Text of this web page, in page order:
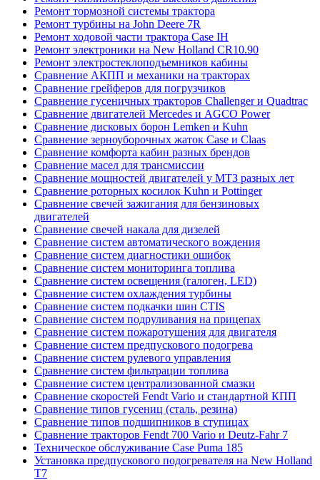
Ремонт тормозной системы трактора
Ремонт турбины на John Deere 7R
Ремонт ходовой части трактора Case IH
Ремонт электроники на New Holland CR10.90
Ремонт электростеклоподъемников кабины
Сравнение АКПП и механики на тракторах
Сравнение грейферов для погрузчиков
Сравнение гусеничных тракторов Challenger и Quadtrac
Сравнение двигателей Mercedes и AGCO Power
Сравнение дисковых борон Lemken и Kuhn
Сравнение зерноуборочных жаток Case и Claas
Сравнение комфорта кабин разных брендов
Сравнение масел для трансмиссии
Сравнение мощностей двигателей у МТЗ разных лет
Сравнение роторных косилок Kuhn и Pottinger
Сравнение свечей зажигания для бензиновых
двигателей
Сравнение свечей накала для дизелей
Сравнение систем автоматического вождения
Сравнение систем диагностики ошибок
Сравнение систем мониторинга топлива
Сравнение систем освещения (галоген, LED)
Сравнение систем охлаждения турбины
Сравнение систем подкачки шин CTIS
Сравнение систем подруливания на прицепах
Сравнение систем пожаротушения для двигателя
Сравнение систем предпускового подогрева
Сравнение систем рулевого управления
Сравнение систем фильтрации топлива
Сравнение систем централизованной смазки
Сравнение скоростей Fendt Vario и стандартной КПП
Сравнение типов гусениц (сталь, резина)
Сравнение типов подшипников в ступицах
Сравнение тракторов Fendt 700 Vario и Deutz-Fahr 7
Техническое обслуживание Case Puma 185
Установка предпускового подогревателя на New Holland
T7